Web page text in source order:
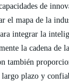
de
el mapa de la
integrar la
la cadena de
también
largo plazo y